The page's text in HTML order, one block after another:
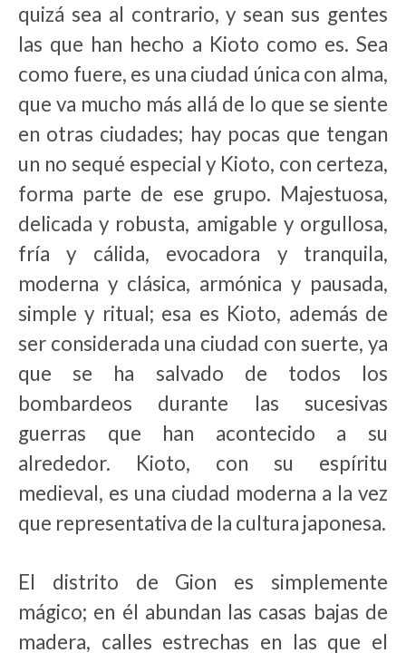
quizá sea al contrario, y sean sus gentes
las que han hecho a Kioto como es. Sea
como fuere, es una ciudad única con alma,
que va mucho más allá de lo que se siente
en otras ciudades; hay pocas que tengan
un no sequé especial y Kioto, con certeza,
forma parte de ese grupo. Majestuosa,
delicada y robusta, amigable y orgullosa,
fría y cálida, evocadora y tranquila,
moderna y clásica, armónica y pausada,
simple y ritual; esa es Kioto, además de
ser considerada una ciudad con suerte, ya
que se ha salvado de todos los
bombardeos durante las sucesivas
guerras que han acontecido a su
alrededor. Kioto, con su espíritu
medieval, es una ciudad moderna a la vez
que representativa de la cultura japonesa.
El distrito de Gion es simplemente
mágico; en él abundan las casas bajas de
madera, calles estrechas en las que el